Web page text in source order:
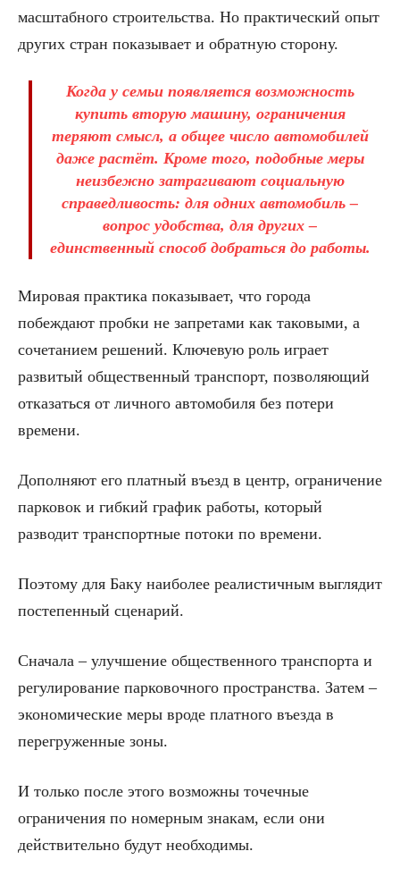
масштабного строительства. Но практический опыт
других стран показывает и обратную сторону.
Когда у семьи появляется возможность
купить вторую машину, ограничения
теряют смысл, а общее число автомобилей
даже растёт. Кроме того, подобные меры
неизбежно затрагивают социальную
справедливость: для одних автомобиль –
вопрос удобства, для других –
единственный способ добраться до работы.
Мировая практика показывает, что города
побеждают пробки не запретами как таковыми, а
сочетанием решений. Ключевую роль играет
развитый общественный транспорт, позволяющий
отказаться от личного автомобиля без потери
времени.
Дополняют его платный въезд в центр, ограничение
парковок и гибкий график работы, который
разводит транспортные потоки по времени.
Поэтому для Баку наиболее реалистичным выглядит
постепенный сценарий.
Сначала – улучшение общественного транспорта и
регулирование парковочного пространства. Затем –
экономические меры вроде платного въезда в
перегруженные зоны.
И только после этого возможны точечные
ограничения по номерным знакам, если они
действительно будут необходимы.